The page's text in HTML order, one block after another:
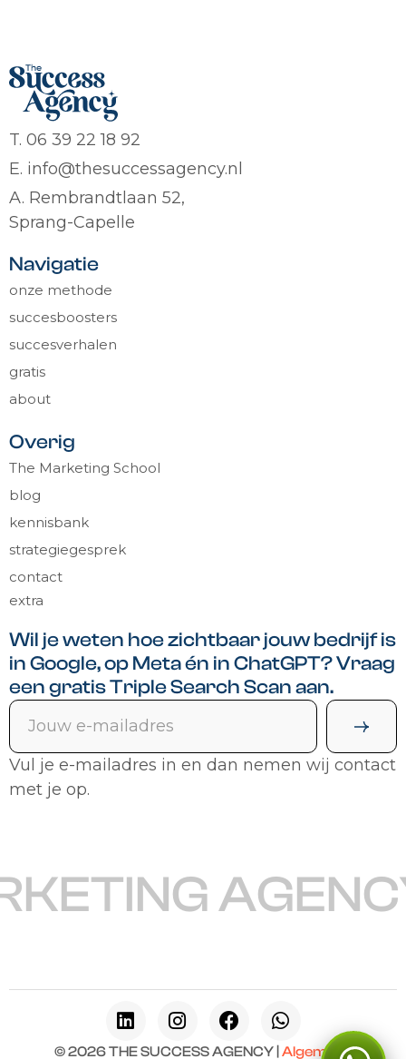
T. 06 39 22 18 92
E. info@thesuccessagency.nl
A. Rembrandtlaan 52,
Sprang-Capelle
Navigatie
onze methode
succesboosters
succesverhalen
gratis
about
Overig
The Marketing School
blog
kennisbank
strategiegesprek
contact
extra
Wil je weten hoe zichtbaar jouw bedrijf is
in Google, op Meta én in ChatGPT? Vraag
een gratis Triple Search Scan aan.
Vul je e-mailadres in en dan nemen wij contact
met je op.
AGENCY
© 2026 THE SUCCESS AGENCY | Algemene